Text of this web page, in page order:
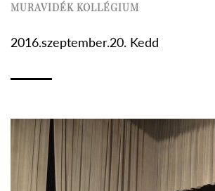
MURAVIDÉK KOLLÉGIUM
2016.szeptember.20. Kedd